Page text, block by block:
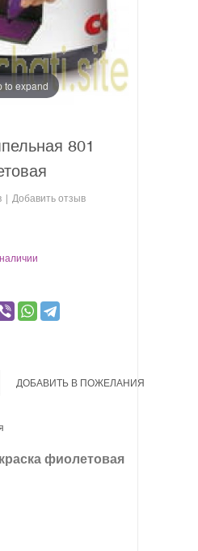
to expand
801
Добавить отзыв
ДОБАВИТЬ В ПОЖЕЛАНИЯ
фиолетовая